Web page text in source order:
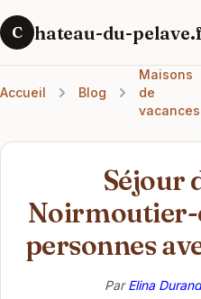
C hateau-du-
Accueil Blog
Maisons
de
vacances
Séjour
Noirmoutier-
personnes
ParElina Durand